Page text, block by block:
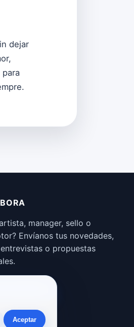
dejar
manager, sello o
Envíanos tus novedades,
o propuestas
Aceptar